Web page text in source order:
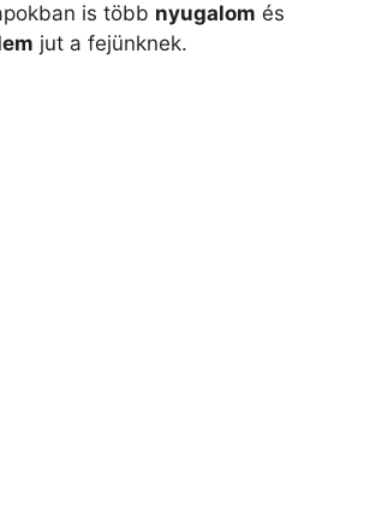
is több nyugalom és
jut a fejünknek.